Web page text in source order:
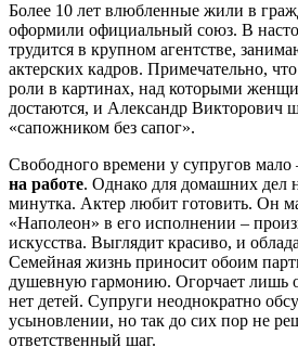
Более 10 лет влюбленные жили в
оформили официальный союз. В
трудится в крупном агентстве,
актерских кадров. Примечательно,
роли в картинах, над которыми
достаются, и Александр Викторович
«сапожником без сапог».
Свободного времени у супругов мало
на работе. Однако для домашних дел
минутка. Актер любит готовить. Он
«Наполеон» в его исполнении –
искусства. Выглядит красиво, и
Семейная жизнь приносит обоим
душевную гармонию. Огорчает лишь
нет детей. Супруги неоднократно
усыновлении, но так до сих пор не
ответственный шаг.